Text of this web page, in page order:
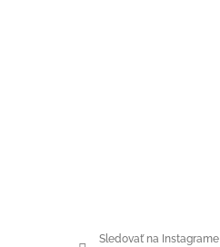
Sledovať na Instagrame